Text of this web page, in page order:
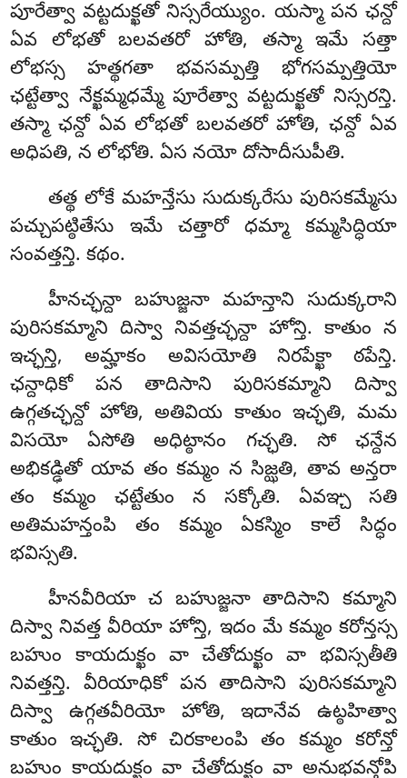
పూరేత్వా వట్టదుక్ఖతో నిస్సరేయ్యుం. యస్మా పన ఛన్దో
ఏవ లోభతో బలవతరో హోతి, తస్మా ఇమే సత్తా
లోభస్స హత్థగతా భవసమ్పత్తి భోగసమ్పత్తియో
ఛట్టేత్వా నేక్ఖమ్మధమ్మే పూరేత్వా వట్టదుక్ఖతో నిస్సరన్తి.
తస్మా ఛన్దో ఏవ లోభతో బలవతరో హోతి, ఛన్దో ఏవ
అధిపతి, న లోభోతి. ఏస నయో దోసాదీసుపీతి.
తత్థ లోకే మహన్తేసు సుదుక్కరేసు పురిసకమ్మేసు
పచ్చుపట్ఠితేసు ఇమే చత్తారో ధమ్మా కమ్మసిద్ధియా
సంవత్తన్తి. కథం.
హీనచ్ఛన్దా బహుజ్జనా మహన్తాని సుదుక్కరాని
పురిసకమ్మాని దిస్వా నివత్తచ్ఛన్దా హోన్తి. కాతుం న
ఇచ్ఛన్తి, అమ్హాకం అవిసయోతి నిరపేక్ఖా ఠపేన్తి.
ఛన్దాధికో పన తాదిసాని పురిసకమ్మాని దిస్వా
ఉగ్గతచ్ఛన్దో హోతి, అతివియ కాతుం ఇచ్ఛతి, మమ
విసయో ఏసోతి అధిట్ఠానం గచ్ఛతి. సో ఛన్దేన
అభికడ్ఢితో యావ తం కమ్మం న సిజ్ఝతి, తావ అన్తరా
తం కమ్మం ఛట్టేతుం న సక్కోతి. ఏవఞ్చ సతి
అతిమహన్తంపి తం కమ్మం ఏకస్మిం కాలే సిద్ధం
భవిస్సతి.
హీనవీరియా చ బహుజ్జనా తాదిసాని కమ్మాని
దిస్వా నివత్త వీరియా హోన్తి, ఇదం మే కమ్మం కరోన్తస్స
బహుం కాయదుక్ఖం వా చేతోదుక్ఖం వా భవిస్సతీతి
నివత్తన్తి. వీరియాధికో పన తాదిసాని పురిసకమ్మాని
దిస్వా ఉగ్గతవీరియో హోతి, ఇదానేవ ఉట్ఠహిత్వా
కాతుం ఇచ్ఛతి. సో చిరకాలంపి తం కమ్మం కరోన్తో
బహుం కాయదుక్ఖం వా చేతోదుక్ఖం వా అనుభవన్తోపి